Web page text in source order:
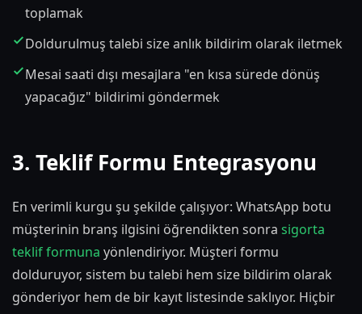
toplamak
Doldurulmuş talebi size anlık bildirim olarak iletmek
Mesai saati dışı mesajlara "en kısa sürede dönüş
yapacağız" bildirimi göndermek
3. Teklif Formu Entegrasyonu
En verimli kurgu şu şekilde çalışıyor: WhatsApp botu
müşterinin branş ilgisini öğrendikten sonra sigorta
teklif formuna yönlendiriyor. Müşteri formu
dolduruyor, sistem bu talebi hem size bildirim olarak
gönderiyor hem de bir kayıt listesinde saklıyor. Hiçbir